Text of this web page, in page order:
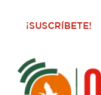
¡SUSCRÍBETE!